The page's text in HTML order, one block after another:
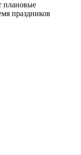
плановые
праздников